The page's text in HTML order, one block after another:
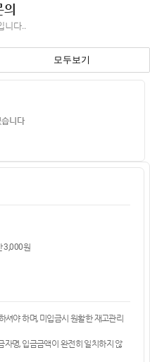
의
니다..
모두보기
니다
3,000원
야 하며, 미입금시 원활한 재고관리
자명, 입금금액이 완전히 일치하지 않